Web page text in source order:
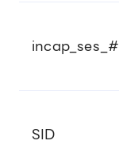
incap_ses_#
SID